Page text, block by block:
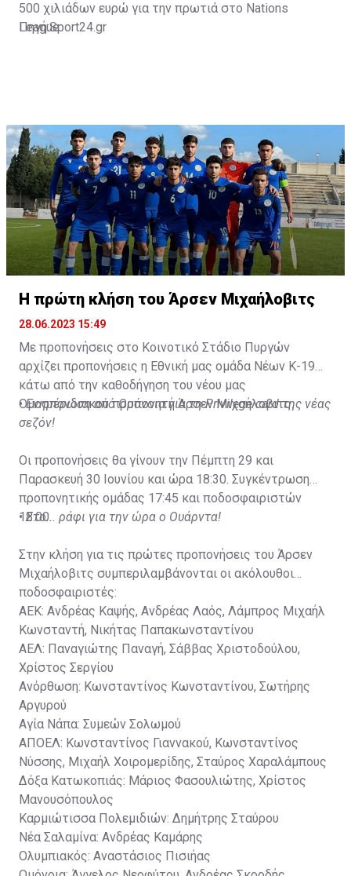
500 χιλιάδων ευρώ για την πρωτιά στο Nations
League.
Πηγή:Sport24.gr
Η πρώτη κλήση του Άρσεν Μιχαήλοβιτς
28.06.2023 15:49
Με προπονήσεις στο Κοινοτικό Στάδιο Πυργών
αρχίζει προπονήσεις η Εθνική μας ομάδα Νέων Κ-19
κάτω από την καθοδήγηση του νέου μας
Ομοσπονδιακού προπονητή Άρσεν Μιχαήλοβιτς.
•Ενημέρωση από Ομόνοια για τη Privilege card της νέας
σεζόν!
Οι προπονήσεις θα γίνουν την Πέμπτη 29 και
Παρασκευή 30 Ιουνίου και ώρα 18:30. Συγκέντρωση
προπονητικής ομάδας 17:45 και ποδοσφαιριστών
18:00.
•Στο... ράφι για την ώρα ο Ουάρντα!
Στην κλήση για τις πρώτες προπονήσεις του Άρσεν
Μιχαήλοβιτς συμπεριλαμβάνονται οι ακόλουθοι
ποδοσφαιριστές:
ΑΕΚ: Ανδρέας Καψής, Ανδρέας Λαός, Λάμπρος Μιχαήλ
Κωνσταντή, Νικήτας Παπακωνσταντίνου
ΑΕΛ: Παναγιώτης Παναγή, Σάββας Χριστοδούλου,
Χρίστος Σεργίου
Ανόρθωση: Κωνσταντίνος Κωνσταντίνου, Σωτήρης
Αργυρού
Αγία Νάπα: Συμεών Σολωμού
ΑΠΟΕΛ: Κωνσταντίνος Γιαννακού, Κωνσταντίνος
Νύσσης, Μιχαήλ Χοιρομερίδης, Σταύρος Χαραλάμπους
Δόξα Κατωκοπιάς: Μάριος Φασουλιώτης, Χρίστος
Μανουσόπουλος
Καρμιώτισσα Πολεμιδιών: Δημήτρης Σταύρου
Νέα Σαλαμίνα: Ανδρέας Καμάρης
Ολυμπιακός: Αναστάσιος Πισιήας